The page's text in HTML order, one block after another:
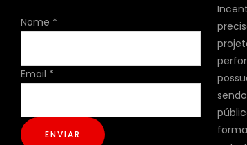
Nome *
Nome
Email *
ENVIAR